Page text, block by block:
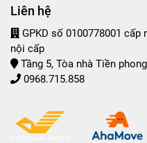
Liên hệ
GPKD số 0100778001 cấp
nội cấp
Tầng 5, Tòa nhà Tiền
0968.715.858